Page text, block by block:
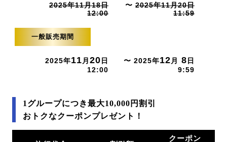
2025年11月18日
12:00
〜 2025年11月20日
11:59
一般販売期間
2025年11 月 20 日
12:00
〜 2025年12 月 8 日
9:59
1グループにつき最大10,000円割引
おトクなクーポンプレゼント！
クーポン